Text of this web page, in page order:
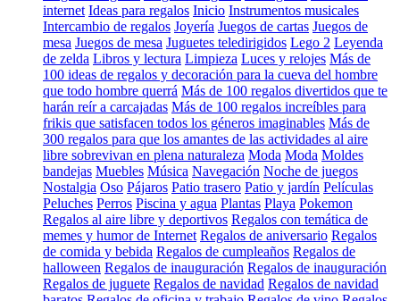
internet Ideas para regalos Inicio Instrumentos musicales
Intercambio de regalos Joyería Juegos de cartas Juegos de
mesa Juegos de mesa Juguetes teledirigidos Lego 2 Leyenda
de zelda Libros y lectura Limpieza Luces y relojes Más de
100 ideas de regalos y decoración para la cueva del hombre
que todo hombre querrá Más de 100 regalos divertidos que te
harán reír a carcajadas Más de 100 regalos increíbles para
frikis que satisfacen todos los géneros imaginables Más de
300 regalos para que los amantes de las actividades al aire
libre sobrevivan en plena naturaleza Moda Moda Moldes
bandejas Muebles Música Navegación Noche de juegos
Nostalgia Oso Pájaros Patio trasero Patio y jardín Películas
Peluches Perros Piscina y agua Plantas Playa Pokemon
Regalos al aire libre y deportivos Regalos con temática de
memes y humor de Internet Regalos de aniversario Regalos
de comida y bebida Regalos de cumpleaños Regalos de
halloween Regalos de inauguración Regalos de inauguración
Regalos de juguete Regalos de navidad Regalos de navidad